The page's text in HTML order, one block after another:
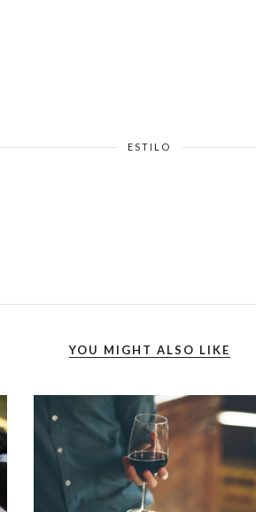
ESTILO
YOU MIGHT ALSO LIKE